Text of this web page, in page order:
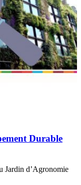
Durable
Jardin d’Agronomie